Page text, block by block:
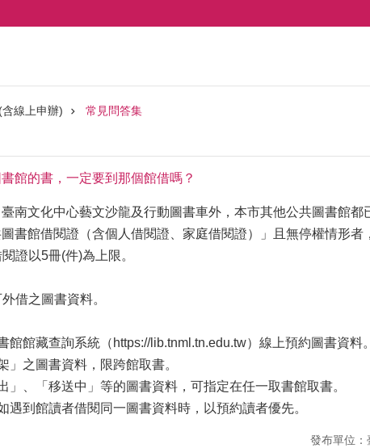
線上申辦) 常見問答集
館的書，一定要到那個館借嗎？
南文化中心藝文沙龍及行動圖書車外，本市其他公共圖書館都
書館借閱證（含個人借閱證、家庭借閱證）」且無停權情形者
證以5冊(件)為上限。
借之圖書資料。
館館藏查詢系統（https://lib.tnml.tn.edu.tw）線上預約圖書資料。
」之圖書資料，限跨館取書。
」、「移送中」等的圖書資料，可指定在任一取書館取書。
遇到館讀者借閱同一圖書資料時，以預約讀者優先。
發布單位：